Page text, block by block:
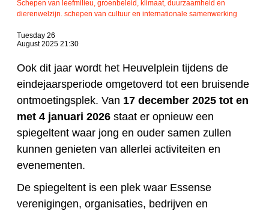
Schepen van leefmilieu, groenbeleid, klimaat, duurzaamheid en
dierenwelzijn. schepen van cultuur en internationale samenwerking
Tuesday 26
August 2025 21:30
Ook dit jaar wordt het Heuvelplein tijdens de
eindejaarsperiode omgetoverd tot een bruisende
ontmoetingsplek. Van 17 december 2025 tot en
met 4 januari 2026 staat er opnieuw een
spiegeltent waar jong en ouder samen zullen
kunnen genieten van allerlei activiteiten en
evenementen.
De spiegeltent is een plek waar Essense
verenigingen, organisaties, bedrijven en